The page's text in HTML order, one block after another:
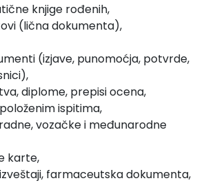
knjige rođenih,
(lična dokumenta),
(izjave, punomoćja, potvrde,
diplome, prepisi ocena,
ispitima,
vozačke i međunarodne
karte,
farmaceutska dokumenta,